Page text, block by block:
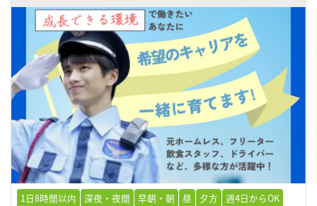
1日8時間以内 深夜・夜間 早朝・朝 昼 夕方
週4日からOK